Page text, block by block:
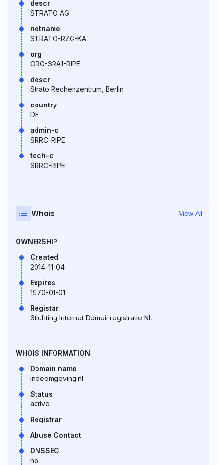
descr
STRATO AG
netname
STRATO-RZG-KA
org
ORG-SRA1-RIPE
descr
Strato Rechenzentrum, Berlin
country
DE
admin-c
SRRC-RIPE
tech-c
SRRC-RIPE
Whois View All
OWNERSHIP
Created
2014-11-04
Expires
1970-01-01
Registar
Stichting Internet Domeinregistratie NL
WHOIS INFORMATION
Domain name
indeomgeving.nl
Status
active
Registrar
Abuse Contact
DNSSEC
no